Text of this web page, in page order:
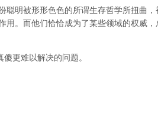
聪明被形形色色的所谓生存哲学所扭曲
。而他们恰恰成为了某些领域的权威，
更难以解决的问题。